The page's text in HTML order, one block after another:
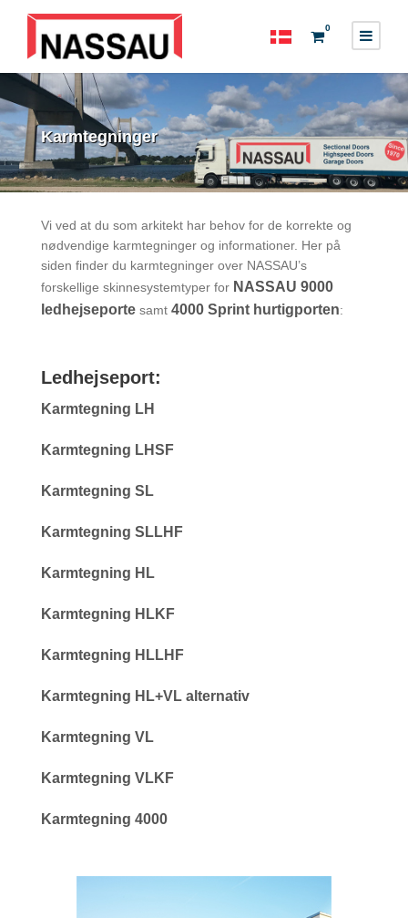
0
Karmtegninger
Vi ved at du som arkitekt har behov for de korrekte og
nødvendige karmtegninger og informationer. Her på
siden finder du karmtegninger over NASSAU’s
forskellige skinnesystemtyper for NASSAU 9000
ledhejseporte samt 4000 Sprint hurtigporten:
Ledhejseport:
Karmtegning LH
Karmtegning LHSF
Karmtegning SL
Karmtegning SLLHF
Karmtegning HL
Karmtegning HLKF
Karmtegning HLLHF
Karmtegning HL+VL alternativ
Karmtegning VL
Karmtegning VLKF
Karmtegning 4000